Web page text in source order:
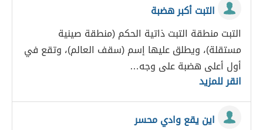
التبت أكبر هضبة
التبت منطقة التبت ذاتية الحكم (منطقة صينية
مستقلة)، ويطلق عليها إسم (سقف العالم)، وتقع في
أول أعلى هضبة على وجه…
انقر للمزيد
اين يقع وادي محسر